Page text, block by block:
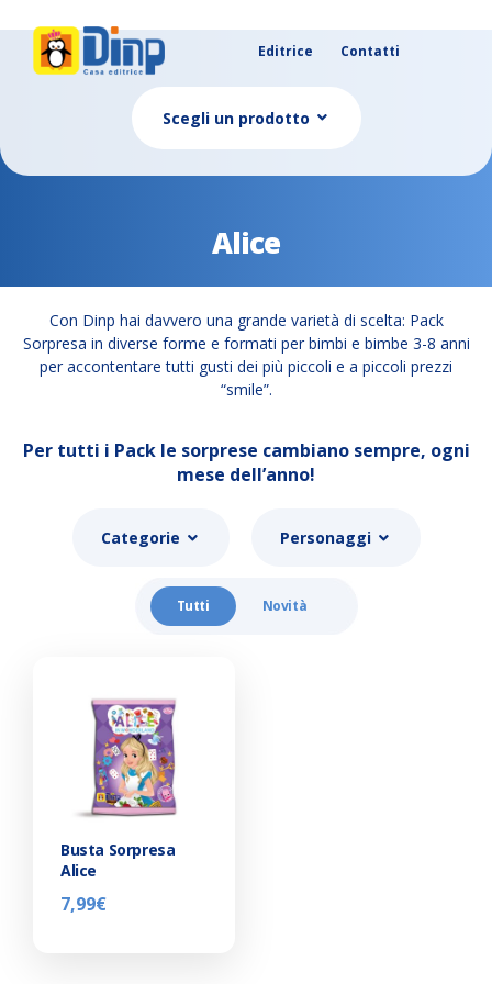
Editrice Contatti
Scegli un prodotto
Alice
Con Dinp hai davvero una grande varietà di scelta: Pack
Sorpresa in diverse forme e formati per bimbi e bimbe 3-8 anni
per accontentare tutti gusti dei più piccoli e a piccoli prezzi
“smile”.
Per tutti i Pack le sorprese cambiano sempre, ogni
mese dell’anno!
Categorie Personaggi
Tutti Novità
Busta Sorpresa
Alice
7,99€